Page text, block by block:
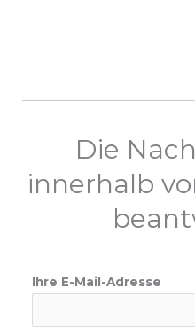
Die
innerhalb
Ihre E-Mail-Adresse